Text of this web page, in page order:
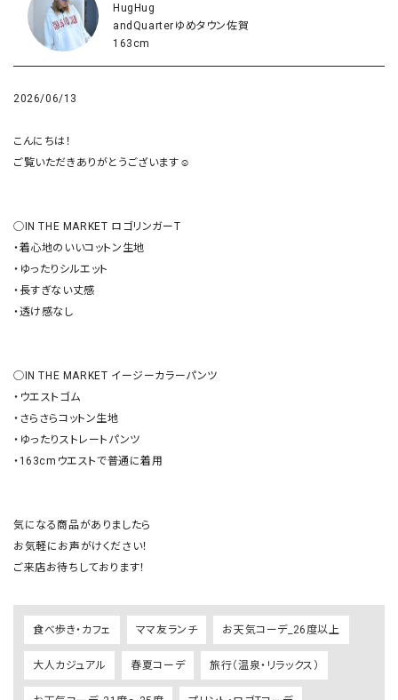
HugHug
andQuarterゆめタウン佐賀
163cm
2026/06/13
こんにちは！
ご覧いただきありがとうございます☺︎
◯IN THE MARKET ロゴリンガーT
・着心地のいいコットン生地
・ゆったりシルエット
・長すぎない丈感
・透け感なし
◯IN THE MARKET イージーカラーパンツ
・ウエストゴム
・さらさらコットン生地
・ゆったりストレートパンツ
・163cmウエストで普通に着用
気になる商品がありましたら
お気軽にお声がけください！
ご来店お待ちしております！
食べ歩き・カフェ ママ友ランチ お天気コーデ_26度以上
大人カジュアル 春夏コーデ 旅行（温泉・リラックス）